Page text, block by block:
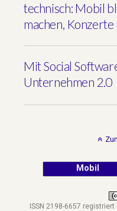
technisch: Mobil
machen,
Mit Social
Unternehmen 2.0
Mobil
ISSN 2198-6657